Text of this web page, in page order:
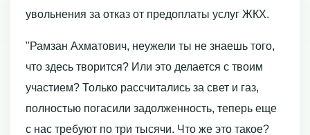
увольнения за отказ от предоплаты услуг ЖКХ.
"Рамзан Ахматович, неужели ты не знаешь того,
что здесь творится? Или это делается с твоим
участием? Только рассчитались за свет и газ,
полностью погасили задолженность, теперь еще
с нас требуют по три тысячи. Что же это такое?